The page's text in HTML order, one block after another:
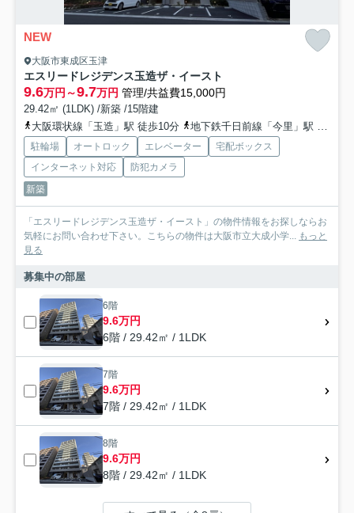
NEW
大阪市東成区玉津
エスリードレジデンス玉造ザ・イースト
9.6万円～9.7万円 管理/共益費15,000円
29.42㎡ (1LDK) /新築 /15階建
大阪環状線「玉造」駅 徒歩10分
地下鉄千日前線「今里」駅 徒歩11分
駐輪場 オートロック エレベーター
宅配ボックス
インターネット対応
防犯カメラ
新築
「エスリードレジデンス玉造ザ・イースト」の物件情報をお探しならお
気軽にお問い合わせ下さい。こちらの物件は大阪市立大成小学... もっと
見る
募集中の部屋
6階
9.6万円
6階 / 29.42㎡ / 1LDK
7階
9.6万円
7階 / 29.42㎡ / 1LDK
8階
9.6万円
8階 / 29.42㎡ / 1LDK